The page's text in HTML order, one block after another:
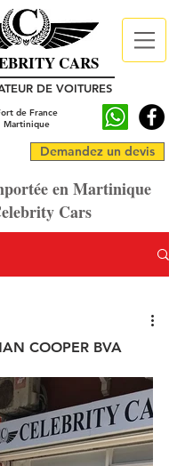
CARS
DE VOITURES
de France
Martinique
Demandez un devis
en Martinique
Cars
COOPER BVA